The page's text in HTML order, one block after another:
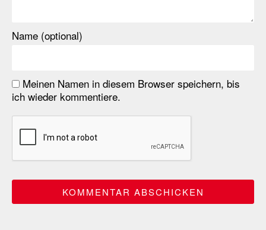
Name (optional)
Meinen Namen in diesem Browser speichern, bis
ich wieder kommentiere.